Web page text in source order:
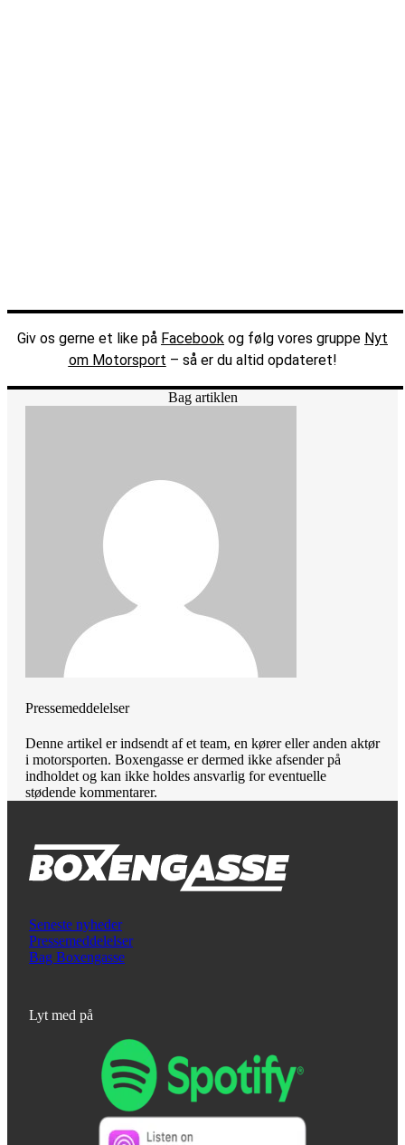
Giv os gerne et like på Facebook og følg vores gruppe Nyt
om Motorsport – så er du altid opdateret!
Bag artiklen
Pressemeddelelser
Denne artikel er indsendt af et team, en kører eller anden aktør
i motorsporten. Boxengasse er dermed ikke afsender på
indholdet og kan ikke holdes ansvarlig for eventuelle
stødende kommentarer.
Seneste nyheder
Pressemeddelelser
Bag Boxengasse
Lyt med på